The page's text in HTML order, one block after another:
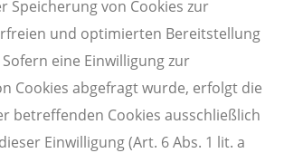
Speicherung von Cookies zur
und optimierten Bereitstellung
eine Einwilligung zur
Cookies abgefragt wurde, erfolgt die
betreffenden Cookies ausschließlich
Einwilligung (Art. 6 Abs. 1 lit. a